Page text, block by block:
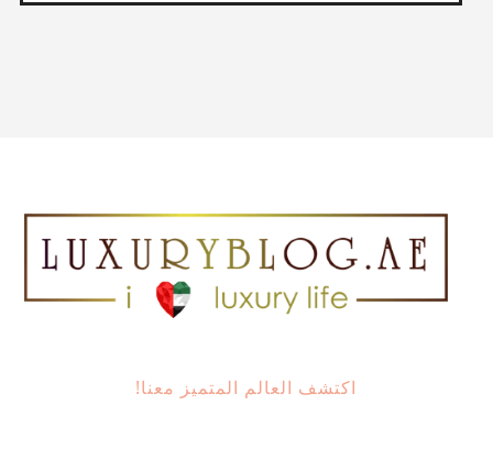
اكتشف العالم المتميز معنا!